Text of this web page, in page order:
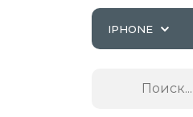
IPHONE